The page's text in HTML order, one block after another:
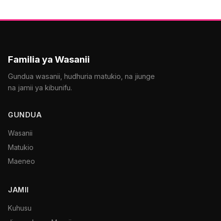
Familia ya Wasanii
Gundua wasanii, hudhuria matukio, na jiunge
na jamii ya kibunifu.
GUNDUA
Wasanii
Matukio
Maeneo
JAMII
Kuhusu